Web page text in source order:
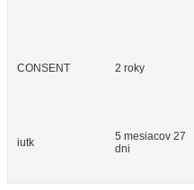
CONSENT 2 roky
iutk
5 mesiacov 27
dni